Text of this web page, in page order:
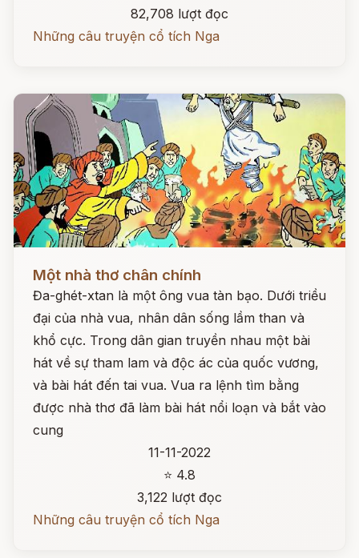
82,708 lượt đọc
Những câu truyện cổ tích Nga
Một nhà thơ chân chính
Đa-ghét-xtan là một ông vua tàn bạo. Dưới triều
đại của nhà vua, nhân dân sống lầm than và
khổ cực. Trong dân gian truyền nhau một bài
hát về sự tham lam và độc ác của quốc vương,
và bài hát đến tai vua. Vua ra lệnh tìm bằng
được nhà thơ đã làm bài hát nổi loạn và bắt vào
cung
11-11-2022
⭐ 4.8
3,122 lượt đọc
Những câu truyện cổ tích Nga